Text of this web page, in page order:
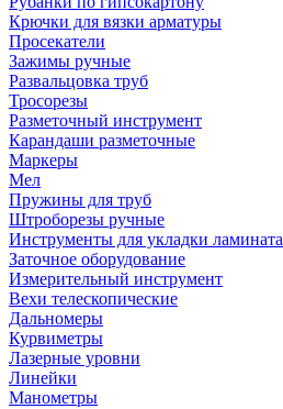
Крючки для вязки арматуры
Просекатели
Зажимы ручные
Развальцовка труб
Тросорезы
Разметочный инструмент
Карандаши разметочные
Маркеры
Мел
Пружины для труб
Штроборезы ручные
Инструменты для укладки ламината
Заточное оборудование
Измерительный инструмент
Вехи телескопические
Дальномеры
Курвиметры
Лазерные уровни
Линейки
Манометры